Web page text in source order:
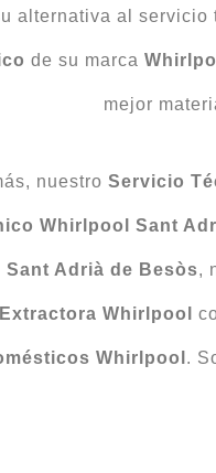
alternativa al servicio
de su marca
mejor
nuestro Servicio
Whirlpool Sant
Sant Adrià de Besòs,
Whirlpool
Whirlpool .